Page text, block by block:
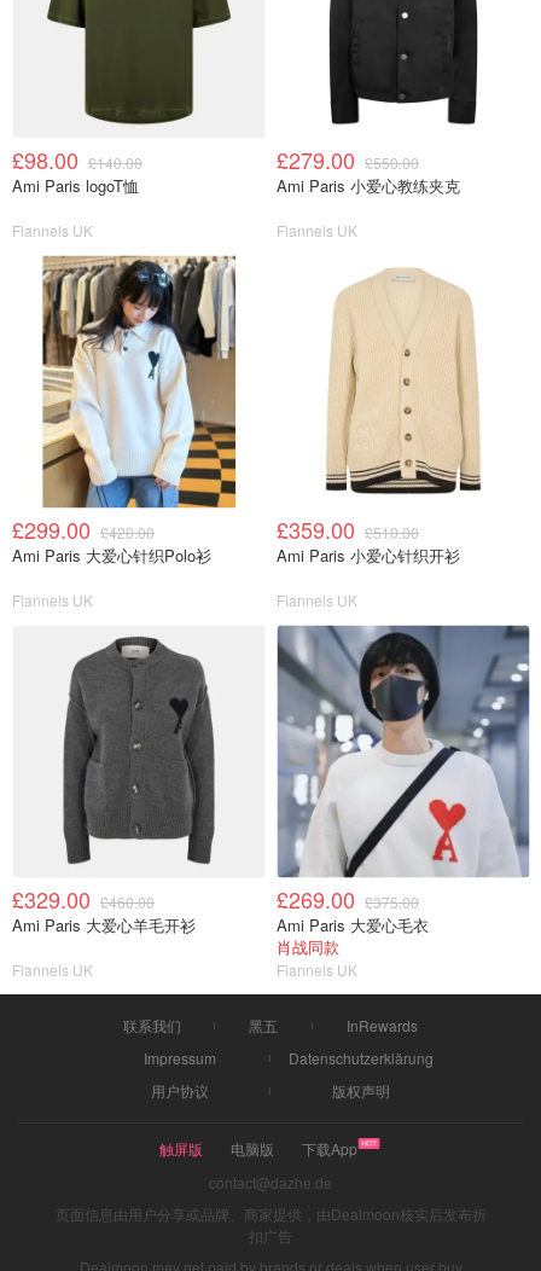
£98.00 £140.00
Ami Paris logoT恤
Flannels UK
£279.00 £550.00
Ami Paris 小爱心教练夹克
Flannels UK
£299.00 £420.00
Ami Paris 大爱心针织Polo衫
Flannels UK
£359.00 £510.00
Ami Paris 小爱心针织开衫
Flannels UK
£329.00 £460.00
Ami Paris 大爱心羊毛开衫
Flannels UK
£269.00 £375.00
Ami Paris 大爱心毛衣
肖战同款
Flannels UK
联系我们 黑五
InRewards
Impressum
Datenschutzerklärung
用户协议
版权声明
触屏版 电脑版
下载App
contact@dazhe.de
页面信息由用户分享或品牌、商家提供，由Dealmoon核实后发布折
扣广告
Dealmoon may get paid by brands or deals when user buy